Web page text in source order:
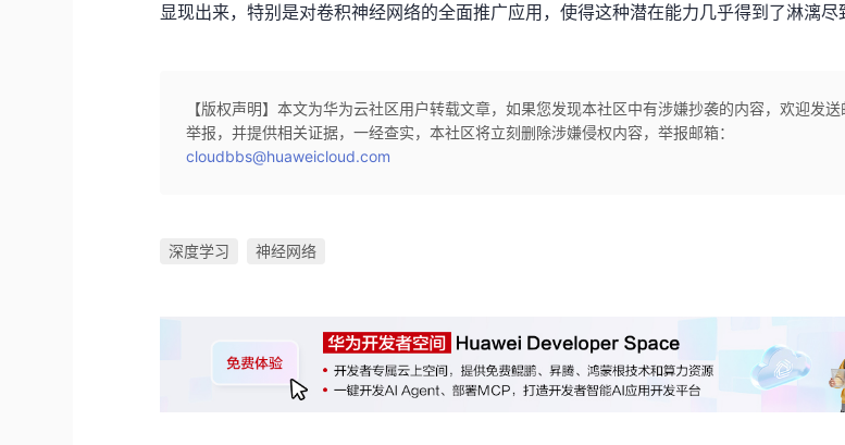
显现出来，特别是对卷积神经网络的全面推广应用，使得这种潜在能力几乎得到了淋漓尽
【版权声明】本文为华为云社区用户转载文章，如果您发现本社区中有涉嫌抄袭的内容，欢迎发
举报，并提供相关证据，一经查实，本社区将立刻删除涉嫌侵权内容，举报邮箱：
cloudbbs@huaweicloud.com
深度学习 神经网络